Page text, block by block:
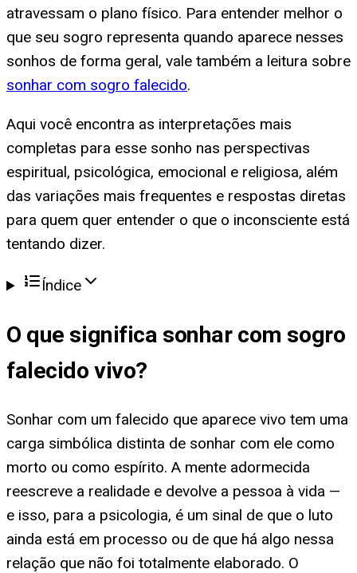
atravessam o plano físico. Para entender melhor o
que seu sogro representa quando aparece nesses
sonhos de forma geral, vale também a leitura sobre
sonhar com sogro falecido.
Aqui você encontra as interpretações mais
completas para esse sonho nas perspectivas
espiritual, psicológica, emocional e religiosa, além
das variações mais frequentes e respostas diretas
para quem quer entender o que o inconsciente está
tentando dizer.
Índice
O que significa sonhar com sogro
falecido vivo?
Sonhar com um falecido que aparece vivo tem uma
carga simbólica distinta de sonhar com ele como
morto ou como espírito. A mente adormecida
reescreve a realidade e devolve a pessoa à vida —
e isso, para a psicologia, é um sinal de que o luto
ainda está em processo ou de que há algo nessa
relação que não foi totalmente elaborado. O